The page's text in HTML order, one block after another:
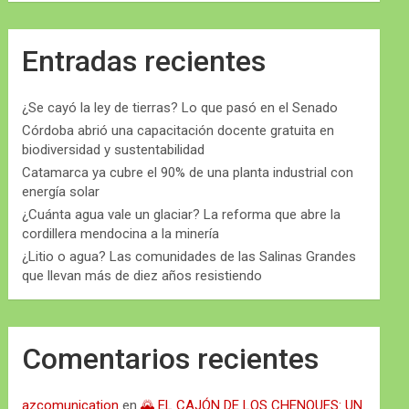
Entradas recientes
¿Se cayó la ley de tierras? Lo que pasó en el Senado
Córdoba abrió una capacitación docente gratuita en
biodiversidad y sustentabilidad
Catamarca ya cubre el 90% de una planta industrial con
energía solar
¿Cuánta agua vale un glaciar? La reforma que abre la
cordillera mendocina a la minería
¿Litio o agua? Las comunidades de las Salinas Grandes
que llevan más de diez años resistiendo
Comentarios recientes
azcomunication en🌄 EL CAJÓN DE LOS CHENQUES: UN